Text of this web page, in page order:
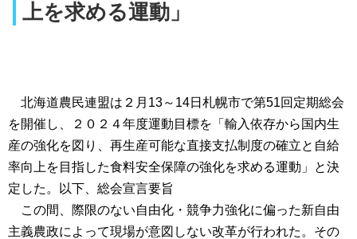
上を求める運動」
北海道農民連盟は２月13～14日札幌市で第51回定期総会
を開催し、２０２４年度運動目標を「輸入依存から国内生
産の強化を図り、再生産可能な直接支払制度の確立と自給
率向上を目指した食料安全保障の強化を求める運動」と決
定した。以下、総会宣言要旨
この間、際限のない自由化・競争力強化に偏った新自由
主義農政によって現場が意図しない改革が行われた。その